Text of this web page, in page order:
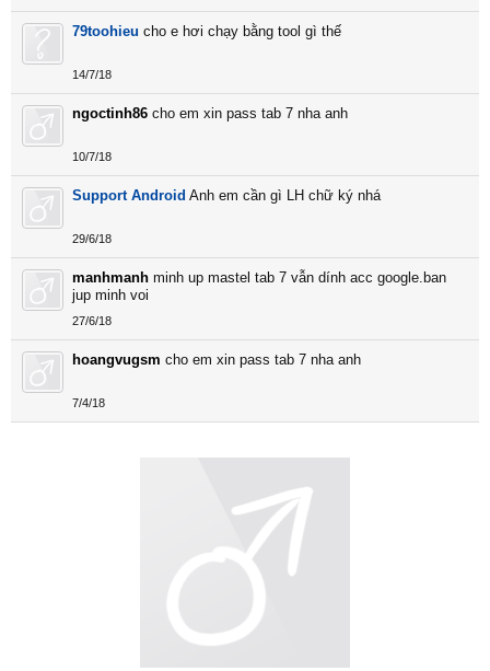
79toohieu cho e hơi chạy bằng tool gì thế
14/7/18
ngoctinh86 cho em xin pass tab 7 nha anh
10/7/18
Support Android Anh em cần gì LH chữ ký nhá
29/6/18
manhmanh minh up mastel tab 7 vẫn dính acc google.ban
jup minh voi
27/6/18
hoangvugsm cho em xin pass tab 7 nha anh
7/4/18